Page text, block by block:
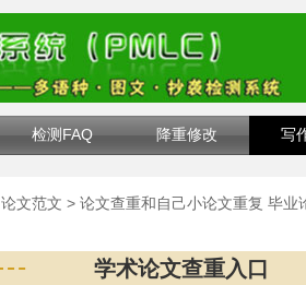
检测FAQ 降重修改 写
论文范文 > 论文查重和自己小论文重复 毕
学术论文查重入口